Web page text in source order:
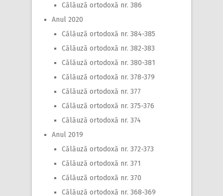
Călăuză ortodoxă nr. 386
Anul 2020
Călăuză ortodoxă nr. 384-385
Călăuză ortodoxă nr. 382-383
Călăuză ortodoxă nr. 380-381
Călăuză ortodoxă nr. 378-379
Călăuză ortodoxă nr. 377
Călăuză ortodoxă nr. 375-376
Călăuză ortodoxă nr. 374
Anul 2019
Călăuză ortodoxă nr. 372-373
Călăuză ortodoxă nr. 371
Călăuză ortodoxă nr. 370
Călăuză ortodoxă nr. 368-369